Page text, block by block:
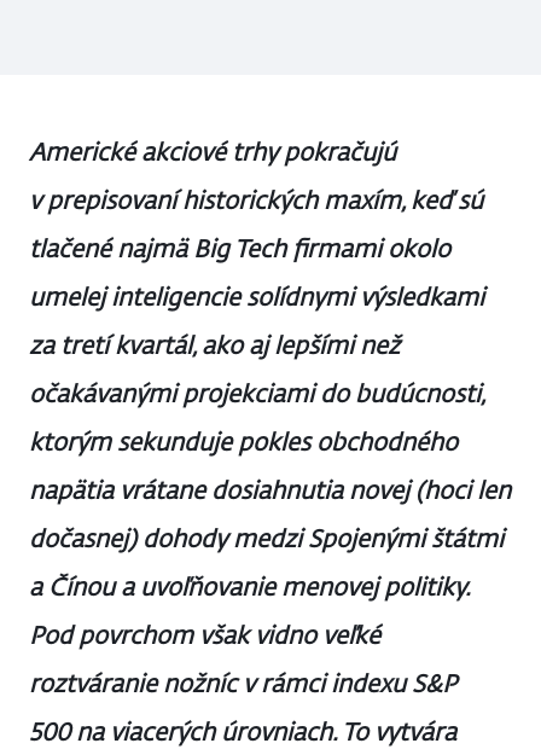
Americké akciové trhy pokračujú
v prepisovaní historických maxím, keď sú
tlačené najmä Big Tech firmami okolo
umelej inteligencie solídnymi výsledkami
za tretí kvartál, ako aj lepšími než
očakávanými projekciami do budúcnosti,
ktorým sekunduje pokles obchodného
napätia vrátane dosiahnutia novej (hoci len
dočasnej) dohody medzi Spojenými štátmi
a Čínou a uvoľňovanie menovej politiky.
Pod povrchom však vidno veľké
roztváranie nožníc v rámci indexu S&P
500 na viacerých úrovniach. To vytvára